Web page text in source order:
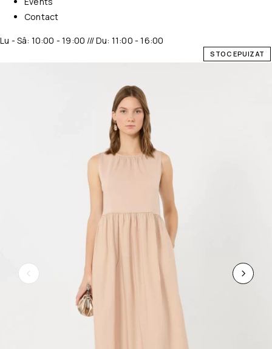
Contact
Lu - Sâ: 10:00 - 19:00 /// Du: 11:00 - 16:00
STOC EPUIZAT